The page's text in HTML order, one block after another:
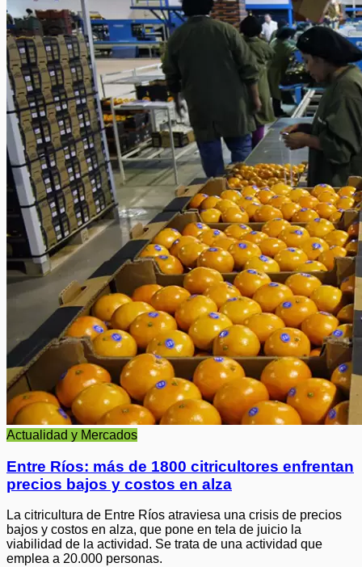
Actualidad y Mercados
Entre Ríos: más de 1800 citricultores enfrentan
precios bajos y costos en alza
La citricultura de Entre Ríos atraviesa una crisis de precios
bajos y costos en alza, que pone en tela de juicio la
viabilidad de la actividad. Se trata de una actividad que
emplea a 20.000 personas.